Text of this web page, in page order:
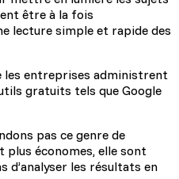
être à la fois
lecture simple et rapide des
les entreprises administrent
gratuits tels que Google
pas ce genre de
plus économes, elle sont
les résultats en